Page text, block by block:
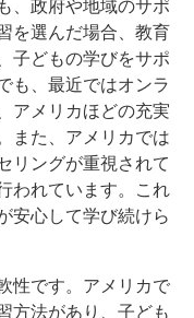
、政府や地域のサポ
を選んだ場合、教育
子どもの学びをサポ
も、最近ではオンラ
アメリカほどの充実
また、アメリカでは
リングが重視されて
われています。これ
安心して学び続けら
性です。アメリカで
方法があり、子ども